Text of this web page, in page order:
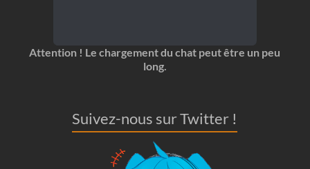
Attention ! Le chargement du chat peut être un peu
long.
Suivez-nous sur Twitter !